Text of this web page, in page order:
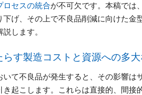
ロセスの統合が不可欠です。本稿では
下げ、その上で不良品削減に向けた金
します。
す製造コストと資源への多
いて不良品が発生すると、その影響は
き起こします。これらは直接的、間接